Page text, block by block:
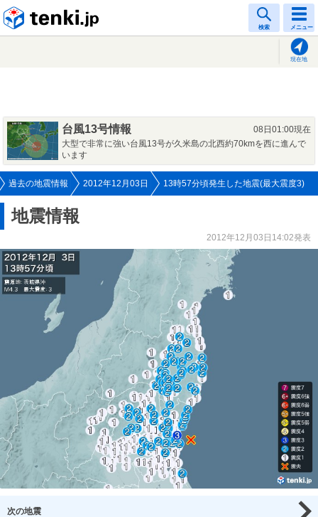
検索 メニュー
現在地
台風13号情報
08日01:00現在
大型で非常に強い台風13号が久米島の北西約70kmを西に進んで
います
過去の地震情報 2012年12月03日 13時57分頃発生した地震(最大震度3)
地震情報
2012年12月03日14:02発表
次の地震